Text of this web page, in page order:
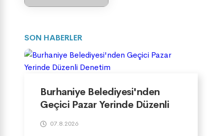
SON HABERLER
Burhaniye Belediyesi'nden
Geçici Pazar Yerinde Düzenli
Denetim
07.8.2026